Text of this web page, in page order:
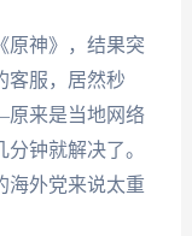
原神》，结果突
客服，居然秒
来是当地网络
钟就解决了。
海外党来说太重